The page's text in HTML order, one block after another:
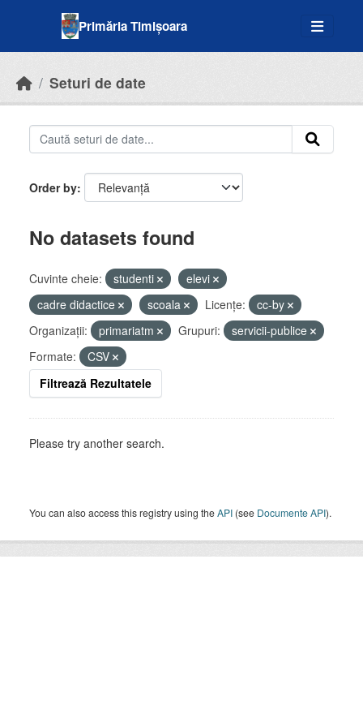
Primăria Timișoara
Seturi de date
Order by
No datasets found
Cuvinte cheie: studenti
elevi
cadre didactice
scoala Licenţe:
cc-by
Organizații:
primariatm Grupuri:
servicii-publice
Formate:
CSV
Filtrează Rezultatele
Please try another search.
You can also access this registry using theAPI (see Documente API).